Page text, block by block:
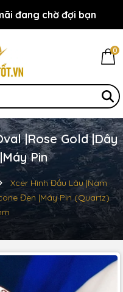
Đồnghồgiátốt.vn!
đang chờ đợi bạn
0
|Rose Gold |Dây
Pin
Xcer Hình Đầu Lâu |Nam
Đen |Máy Pin (Quartz)